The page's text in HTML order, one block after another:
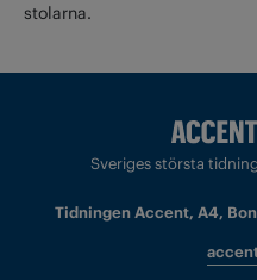
stolarna.
Sveriges största
Tidningen Accent, A4,